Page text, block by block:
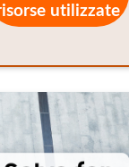
utilizzate